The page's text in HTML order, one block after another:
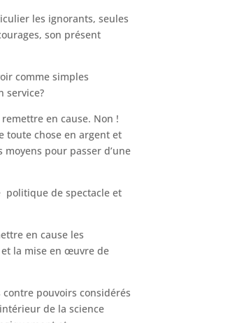
les ignorants, seules
son présent
comme simples
service?
en cause. Non !
toute chose en argent et
pour passer d’une
politique de spectacle et
en cause les
la mise en œuvre de
pouvoirs considérés
de la science